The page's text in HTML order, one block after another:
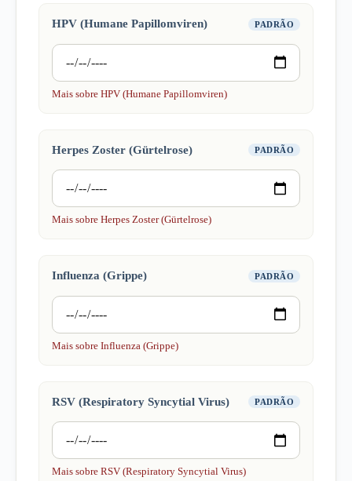
HPV (Humane Papillomviren) PADRÃO
Mais sobre HPV (Humane Papillomviren)
Herpes Zoster (Gürtelrose) PADRÃO
Mais sobre Herpes Zoster (Gürtelrose)
Influenza (Grippe) PADRÃO
Mais sobre Influenza (Grippe)
RSV (Respiratory Syncytial Virus) PADRÃO
Mais sobre RSV (Respiratory Syncytial Virus)